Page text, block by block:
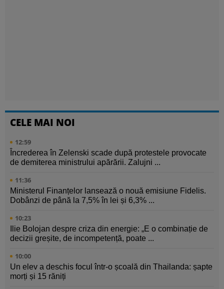
CELE MAI NOI
12:59
Încrederea în Zelenski scade după protestele provocate
de demiterea ministrului apărării. Zalujni ...
11:36
Ministerul Finanțelor lansează o nouă emisiune Fidelis.
Dobânzi de până la 7,5% în lei și 6,3% ...
10:23
Ilie Bolojan despre criza din energie: „E o combinație de
decizii greșite, de incompetență, poate ...
10:00
Un elev a deschis focul într-o școală din Thailanda: șapte
morți și 15 răniți